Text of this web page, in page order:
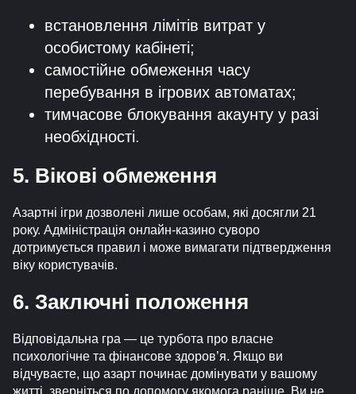
встановлення лімітів витрат у
особистому кабінеті;
самостійне обмеження часу
перебування в ігрових автоматах;
тимчасове блокування акаунту у разі
необхідності.
5. Вікові обмеження
Азартні ігри дозволені лише особам, які досягли 21
року. Адміністрація онлайн-казино суворо
дотримується правил і може вимагати підтвердження
віку користувачів.
6. Заключні положення
Відповідальна гра — це турбота про власне
психологічне та фінансове здоров’я. Якщо ви
відчуваєте, що азарт починає домінувати у вашому
житті, зверніться по допомогу якомога раніше. Ви не